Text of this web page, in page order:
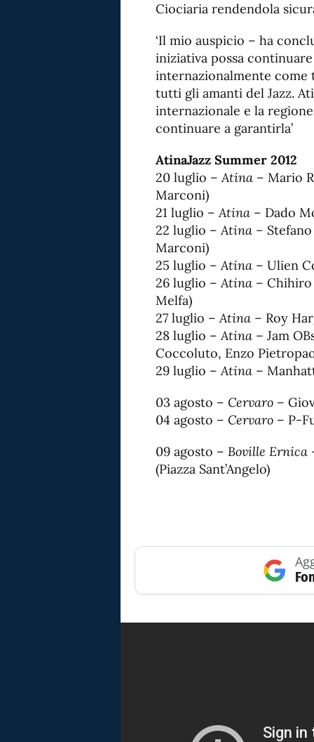
Ciociaria rendendola
‘Il mio auspicio – ha
iniziativa possa
internazionalmente come
tutti gli amanti del Jazz.
internazionale e la
continuare a garantirla’
AtinaJazz Summer 2012
20 luglio –Atina – Mario
Marconi)
21 luglio –Atina – Dado
22 luglio –Atina –
Marconi)
25 luglio –Atina – Ulien
26 luglio –Atina – Chihiro
Melfa)
27 luglio –Atina – Roy
28 luglio –Atina – Jam
Coccoluto, Enzo
29 luglio –Atina –
03 agosto – Cervaro –
04 agosto – Cervaro – P-
09 agosto – Boville Ernica
(Piazza Sant’Angelo)